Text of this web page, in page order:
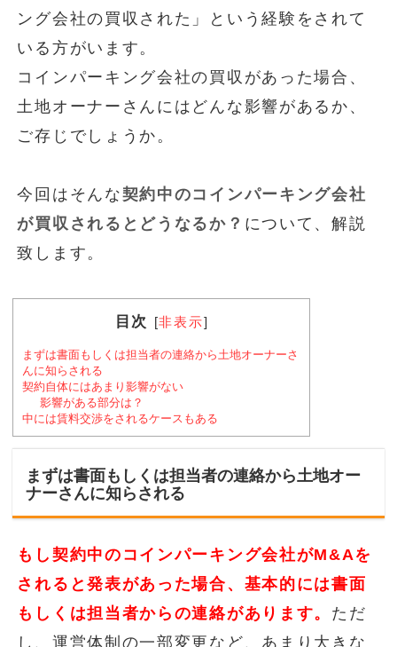
ング会社の買収された」という経験をされて
いる方がいます。
コインパーキング会社の買収があった場合、
土地オーナーさんにはどんな影響があるか、
ご存じでしょうか。
今回はそんな契約中のコインパーキング会社
が買収されるとどうなるか？ について、解説
致します。
目次 [非表示]
まずは書面もしくは担当者の連絡から土地オーナーさ
んに知らされる
契約自体にはあまり影響がない
影響がある部分は？
中には賃料交渉をされるケースもある
まずは書面もしくは担当者の連絡から土地オー
ナーさんに知らされる
もし契約中のコインパーキング会社がM&Aを
されると発表があった場合、基本的には書面
もしくは担当者からの連絡があります。 ただ
し、運営体制の一部変更など、あまり大きな